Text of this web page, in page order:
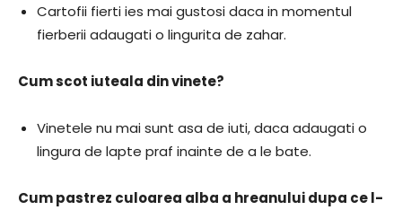
Cartofii fierti ies mai gustosi daca in momentul
fierberii adaugati o lingurita de zahar.
Cum scot iuteala din vinete?
Vinetele nu mai sunt asa de iuti, daca adaugati o
lingura de lapte praf inainte de a le bate.
Cum pastrez culoarea alba a hreanului dupa ce l-